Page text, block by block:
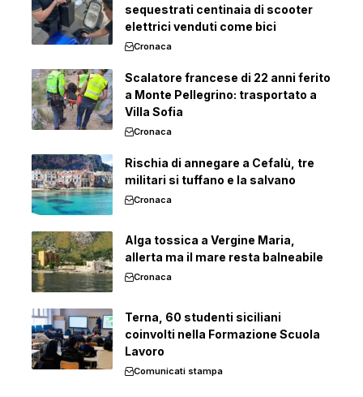
sequestrati centinaia di scooter
elettrici venduti come bici
Cronaca
Scalatore francese di 22 anni ferito
a Monte Pellegrino: trasportato a
Villa Sofia
Cronaca
Rischia di annegare a Cefalù, tre
militari si tuffano e la salvano
Cronaca
Alga tossica a Vergine Maria,
allerta ma il mare resta balneabile
Cronaca
Terna, 60 studenti siciliani
coinvolti nella Formazione Scuola
Lavoro
Comunicati stampa